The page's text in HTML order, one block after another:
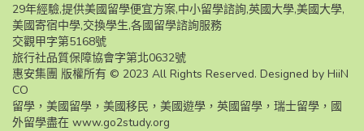
29年經驗,提供美國留學便宜方案,中小留學諮詢,英國大學,美國大學,
美國寄宿中學,交換學生,各國留學諮詢服務
交觀甲字第5168號
旅行社品質保障協會字第北0632號
惠安集團 版權所有 © 2023 All Rights Reserved. Designed by HiiN
CO
留學，美國留學，美國移民，美國遊學，英國留學，瑞士留學，國
外留學盡在 www.go2study.org